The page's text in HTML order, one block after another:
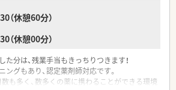
（休憩60分）
（休憩00分）
分は、残業手当もきっちりつきます！
グもあり、認定薬剤師対応です。
も多く、数多くの薬に携わることができる環境